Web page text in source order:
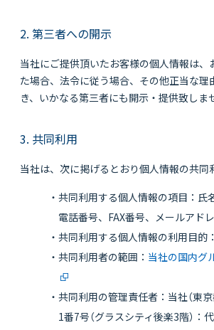
2. 第三者への開示
当社にご提供頂いたお客様の個人情報は、
た場合、法令に従う場合、その他正当な理
き、いかなる第三者にも開示・提供致しま
3. 共同利用
当社は、次に掲げるとおり個人情報の共同
・共同利用する個人情報の項目：氏名
電話番号、FAX番号、メールアド
・共同利用する個人情報の利用目的
・共同利用者の範囲： 当社の国内グ
・共同利用の管理責任者：当社（東
1番7号（グラスシティ後楽3階）：